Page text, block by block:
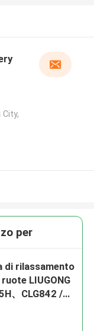
per
di rilassamento
LIUGONG
、CLG842 /